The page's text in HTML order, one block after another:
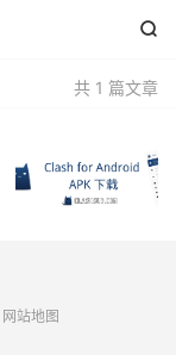

共 1 篇文章
网站地图